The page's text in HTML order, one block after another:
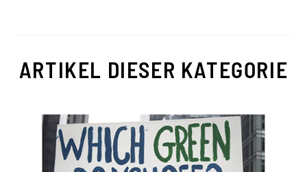
ARTIKEL DIESER KATEGORIE